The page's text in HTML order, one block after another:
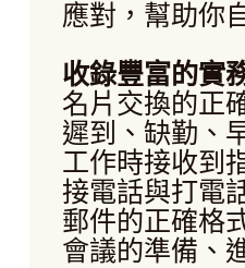
應對，幫助你
收錄豐富的實
名片交換的正
遲到、缺勤、
工作時接收到
接電話與打電
郵件的正確格
會議的準備、